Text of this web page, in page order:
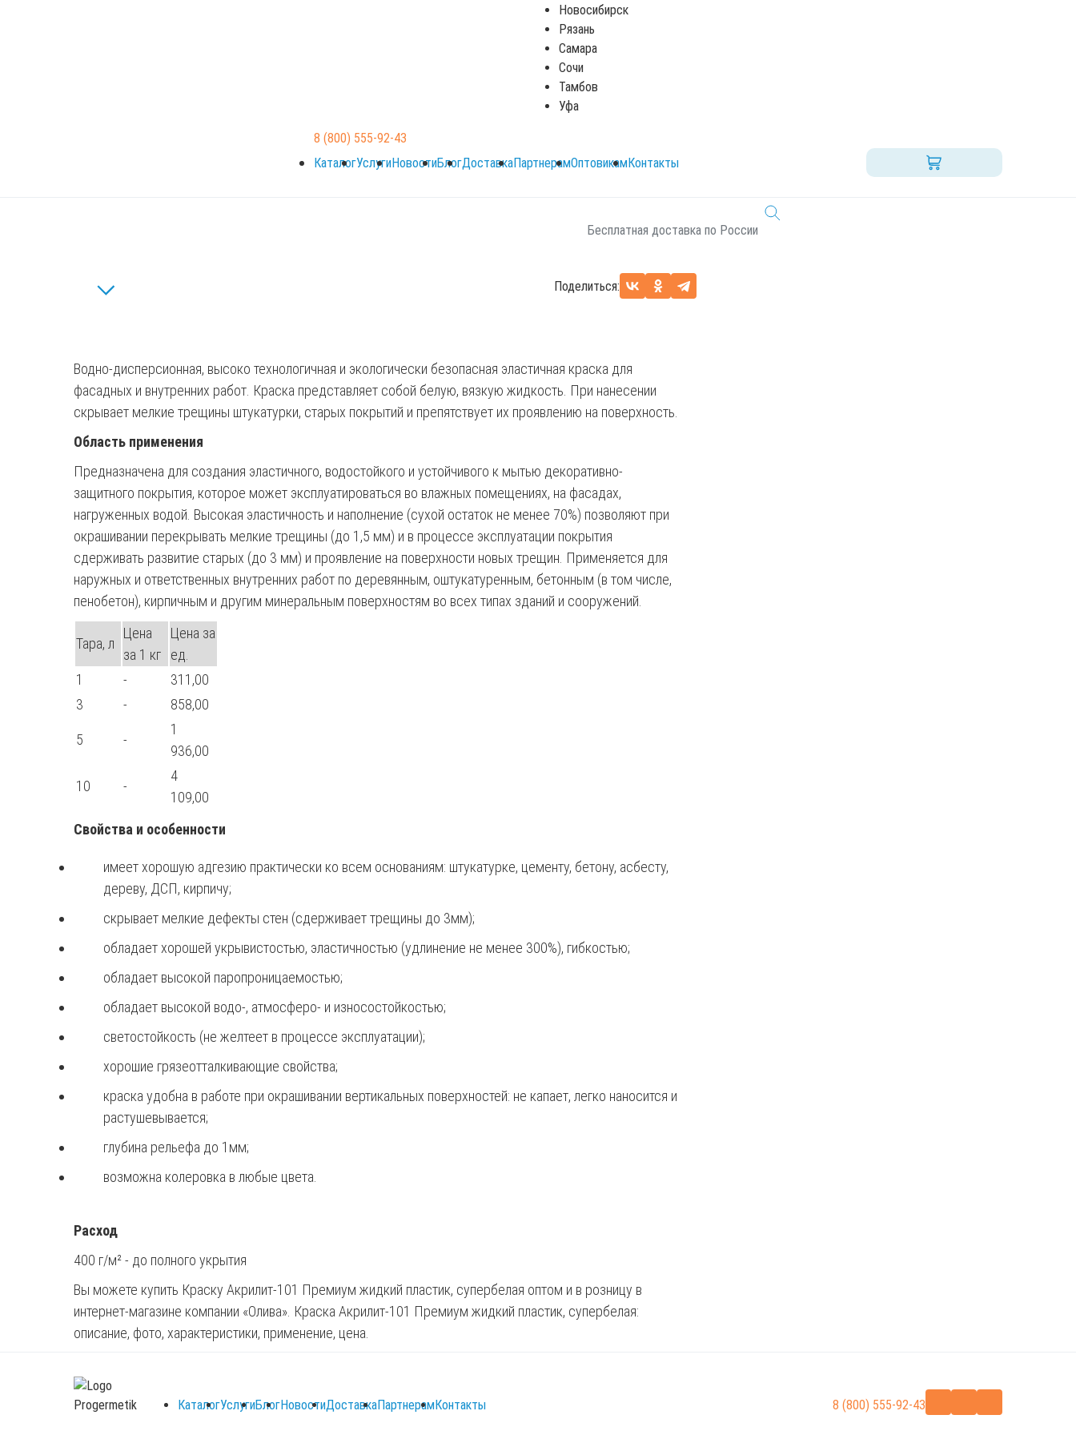
Новосибирск
Рязань
Самара
Сочи
Тамбов
Уфа
8 (800) 555-92-43
КаталогУслугиНовостиБлогДоставкаПартнерамОптовикамКонтакты
Серый
Подобрать аналог
По вопросам звоните 8 (800) 555-92-43 (круглосуточно)
Бесплатная доставка по России
Поделиться:
Водно-дисперсионная, высоко технологичная и экологически безопасная эластичная краска для
фасадных и внутренних работ. Краска представляет собой белую, вязкую жидкость. При нанесении
скрывает мелкие трещины штукатурки, старых покрытий и препятствует их проявлению на поверхность.
Область применения
Предназначена для создания эластичного, водостойкого и устойчивого к мытью декоративно-
защитного покрытия, которое может эксплуатироваться во влажных помещениях, на фасадах,
нагруженных водой. Высокая эластичность и наполнение (сухой остаток не менее 70%) позволяют при
окрашивании перекрывать мелкие трещины (до 1,5 мм) и в процессе эксплуатации покрытия
сдерживать развитие старых (до 3 мм) и проявление на поверхности новых трещин. Применяется для
наружных и ответственных внутренних работ по деревянным, оштукатуренным, бетонным (в том числе,
пенобетон), кирпичным и другим минеральным поверхностям во всех типах зданий и сооружений.
Тара, л
Цена
за 1 кг
Цена за
ед.
1
-
311,00
3
- 858,00
5 -
1
936,00
10 -
4
109,00
Свойства и особенности
имеет хорошую адгезию практически ко всем основаниям: штукатурке, цементу, бетону, асбесту,
дереву, ДСП, кирпичу;
скрывает мелкие дефекты стен (сдерживает трещины до 3мм);
обладает хорошей укрывистостью, эластичностью (удлинение не менее 300%), гибкостью;
обладает высокой паропроницаемостью;
обладает высокой водо-, атмосферо- и износостойкостью;
светостойкость (не желтеет в процессе эксплуатации);
хорошие грязеотталкивающие свойства;
краска удобна в работе при окрашивании вертикальных поверхностей: не капает, легко наносится и
растушевывается;
глубина рельефа до 1мм;
возможна колеровка в любые цвета.
Расход
400 г/м² - до полного укрытия
Вы можете купить Краску Акрилит-101 Премиум жидкий пластик, супербелая оптом и в розницу в
интернет-магазине компании «Олива». Краска Акрилит-101 Премиум жидкий пластик, супербелая:
описание, фото, характеристики, применение, цена.
КаталогУслугиБлогНовостиДоставкаПартнерамКонтакты 8 (800) 555-92-43